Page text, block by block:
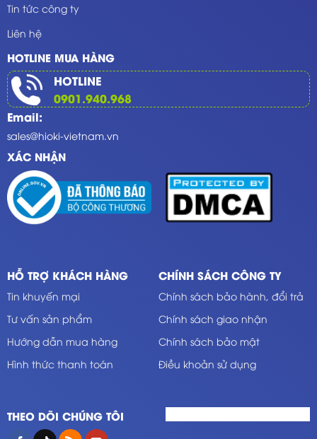
Tin tức công ty
Liên hệ
HOTLINE MUA HÀNG
HOTLINE
0901.940.968
Email:
sales@hioki-vietnam.vn
XÁC NHẬN
HỖ TRỢ KHÁCH HÀNG
Tin khuyến mại
Tư vấn sản phẩm
Hướng dẫn mua hàng
Hình thức thanh toán
CHÍNH SÁCH CÔNG TY
Chính sách bảo hành, đổi trả
Chính sách giao nhận
Chính sách bảo mật
Điều khoản sử dụng
THEO DÕI CHÚNG TÔI